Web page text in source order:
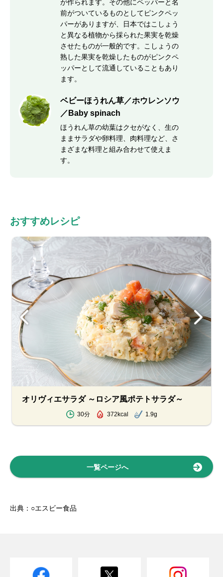
が作られます。その他にペッパーと名
前がついているものとしてピンクペッ
パーがありますが、日本ではこしょう
と異なる植物から採られた果実を乾燥
させたものが一般的です。こしょうの
熟した果実を乾燥したものがピンクペ
ッパーとして流通していることもあり
ます。
ベビーほうれん草／ホウレンソウ
／Baby spinach
ほうれん草の幼葉はクセがなく、生の
ままサラダや卵料理、肉料理など、さ
まざまな料理と組み合わせて使えま
す。
おすすめレシピ
オリヴィエサラダ ～ロシア風ポテトサラダ～
30分 372kcal 1.9g
一覧ページへ
出典：○エスビー食品